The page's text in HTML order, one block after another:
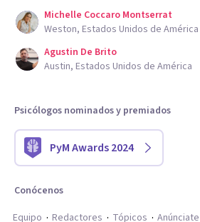
Michelle Coccaro Montserrat
Weston, Estados Unidos de América
Agustin De Brito
Austin, Estados Unidos de América
Psicólogos nominados y premiados
PyM Awards 2024
Conócenos
Equipo
Redactores Tópicos Anúnciate